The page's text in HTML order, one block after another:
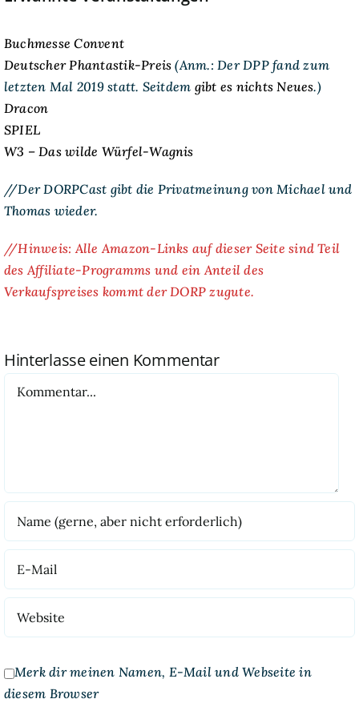
Buchmesse Convent
Deutscher Phantastik-Preis (Anm.: Der DPP fand zum
letzten Mal 2019 statt. Seitdem gibt es nichts Neues.)
Dracon
SPIEL
W3 – Das wilde Würfel-Wagnis
//Der DORPCast gibt die Privatmeinung von Michael und
Thomas wieder.
//Hinweis: Alle Amazon-Links auf dieser Seite sind Teil
des Affiliate-Programms und ein Anteil des
Verkaufspreises kommt der DORP zugute.
Hinterlasse einen Kommentar
Kommentar
Merk dir meinen Namen, E-Mail und Webseite in
diesem Browser